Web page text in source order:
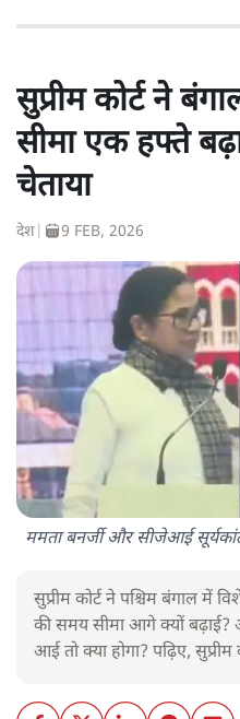
सुप्रीम कोर्ट ने
सीमा एक हफ्ते
चेताया
देश 9 FEB, 2026
ममता बनर्जी और सीजेआई
सुप्रीम कोर्ट ने पश्चिम बंगाल
की समय सीमा आगे क्यों बढ़ाई?
आई तो क्या होगा? पढ़िए, सुप्रीम